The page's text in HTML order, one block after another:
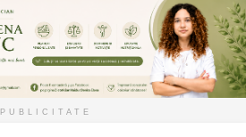
PUBLICITATE